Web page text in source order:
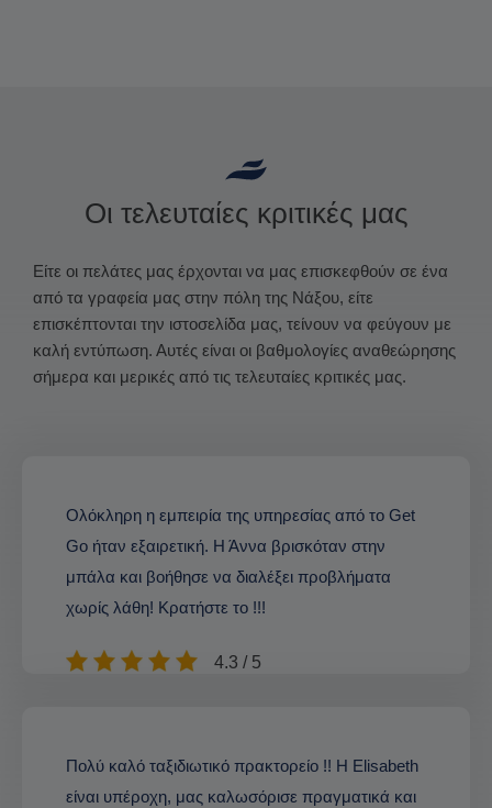
Οι τελευταίες κριτικές μας
Είτε οι πελάτες μας έρχονται να μας επισκεφθούν σε ένα
από τα γραφεία μας στην πόλη της Νάξου, είτε
επισκέπτονται την ιστοσελίδα μας, τείνουν να φεύγουν με
καλή εντύπωση. Αυτές είναι οι βαθμολογίες αναθεώρησης
σήμερα και μερικές από τις τελευταίες κριτικές μας.
Ολόκληρη η εμπειρία της υπηρεσίας από το Get
Go ήταν εξαιρετική. Η Άννα βρισκόταν στην
μπάλα και βοήθησε να διαλέξει προβλήματα
χωρίς λάθη! Κρατήστε το !!!
4.3 / 5
Πολύ καλό ταξιδιωτικό πρακτορείο !! Η Elisabeth
είναι υπέροχη, μας καλωσόρισε πραγματικά και